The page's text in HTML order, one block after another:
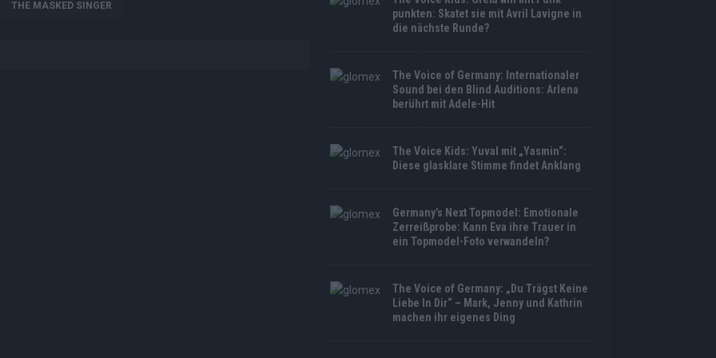
THE MASKED SINGER
punkten: Skatet sie mit Avril Lavigne in
die nächste Runde?
The Voice of Germany: Internationaler
Sound bei den Blind Auditions: Arlena
berührt mit Adele-Hit
The Voice Kids: Yuval mit „Yasmin“:
Diese glasklare Stimme findet Anklang
Germany’s Next Topmodel: Emotionale
Zerreißprobe: Kann Eva ihre Trauer in
ein Topmodel-Foto verwandeln?
The Voice of Germany: „Du Trägst Keine
Liebe In Dir“ – Mark, Jenny und Kathrin
machen ihr eigenes Ding